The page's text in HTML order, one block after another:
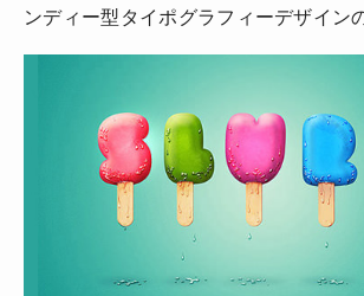
ンディー型タイポグラフィーデザイン